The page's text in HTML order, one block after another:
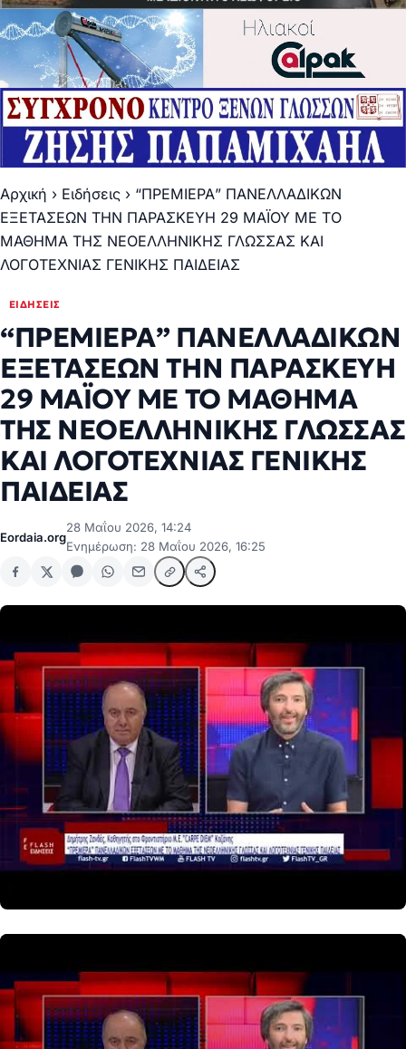
Αρχική › Ειδήσεις › “ΠΡΕΜΙΕΡΑ” ΠΑΝΕΛΛΑΔΙΚΩΝ
ΕΞΕΤΑΣΕΩΝ ΤΗΝ ΠΑΡΑΣΚΕΥΗ 29 ΜΑΪΟΥ ΜΕ ΤΟ
ΜΑΘΗΜΑ ΤΗΣ ΝΕΟΕΛΛΗΝΙΚΗΣ ΓΛΩΣΣΑΣ ΚΑΙ
ΛΟΓΟΤΕΧΝΙΑΣ ΓΕΝΙΚΗΣ ΠΑΙΔΕΙΑΣ
ΕΙΔΉΣΕΙΣ
“ΠΡΕΜΙΕΡΑ” ΠΑΝΕΛΛΑΔΙΚΩΝ
ΕΞΕΤΑΣΕΩΝ ΤΗΝ ΠΑΡΑΣΚΕΥΗ
29 ΜΑΪΟΥ ΜΕ ΤΟ ΜΑΘΗΜΑ
ΤΗΣ ΝΕΟΕΛΛΗΝΙΚΗΣ ΓΛΩΣΣΑΣ
ΚΑΙ ΛΟΓΟΤΕΧΝΙΑΣ ΓΕΝΙΚΗΣ
ΠΑΙΔΕΙΑΣ
Eordaia.org
28 Μαΐου 2026, 14:24
Ενημέρωση: 28 Μαΐου 2026, 16:25